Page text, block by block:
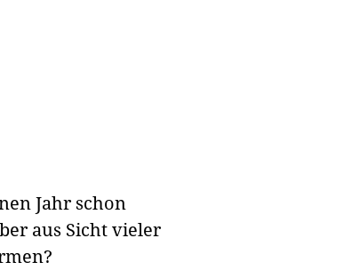
Jahr schon
aus Sicht vieler